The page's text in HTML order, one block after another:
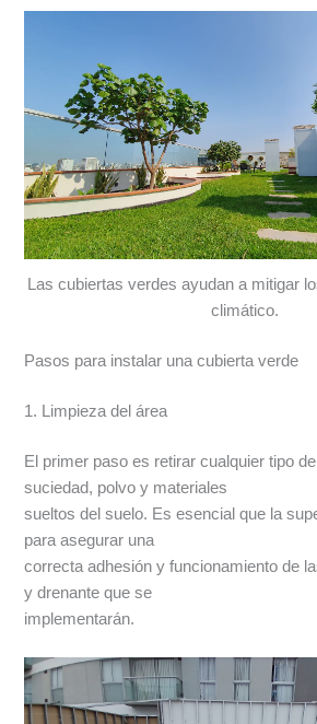
Las cubiertas verdes ayudan a mitigar
climático.
Pasos para instalar una cubierta verde
1. Limpieza del área
El primer paso es retirar cualquier tipo
suciedad, polvo y materiales
sueltos del suelo. Es esencial que la
para asegurar una
correcta adhesión y funcionamiento de
y drenante que se
implementarán.